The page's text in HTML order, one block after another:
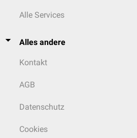
Alle Services
Alles andere
Kontakt
AGB
Datenschutz
Cookies